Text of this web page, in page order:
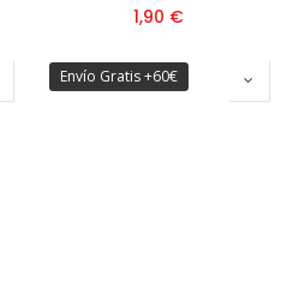
1,90 €
Envío Gratis +60€